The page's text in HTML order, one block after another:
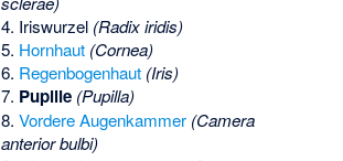
4. Iriswurzel (Radix iridis)
5. Hornhaut (Cornea)
6. Regenbogenhaut (Iris)
7. Pupille (Pupilla)
8. Vordere Augenkammer (Camera
anterior bulbi)